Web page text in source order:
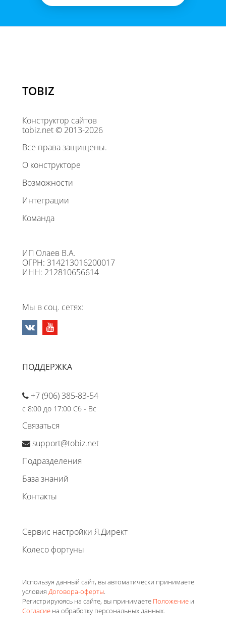
TOBIZ
Конструктор сайтов
tobiz.net © 2013-2026
Все права защищены.
О конструкторе
Возможности
Интеграции
Команда
ИП Олаев В.А.
ОГРН: 314213016200017
ИНН: 212810656614
Мы в соц. сетях:
ПОДДЕРЖКА
+7 (906) 385-83-54
с 8:00 до 17:00 Сб - Вс
Связаться
support@tobiz.net
Подразделения
База знаний
Контакты
Сервис настройки Я.Директ
Колесо фортуны
Используя данный сайт, вы автоматически принимаете
условия Договора-оферты.
Регистрируюясь на сайте, вы принимаете Положение и
Согласие на обработку персональных данных.